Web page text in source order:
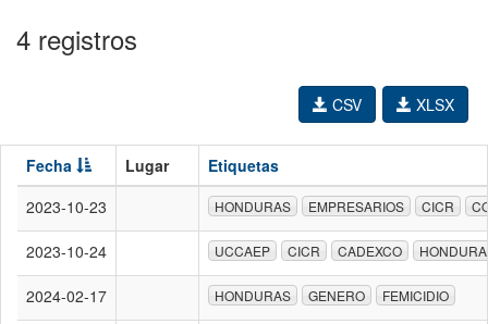
4 registros
XLSX
CSV
Fecha Lugar
Etiquetas
2023-10-23
HONDURAS EMPRESARIOS CICR
2023-10-24 UCCAEP CICR CADEXCO
2024-02-17 HONDURAS GENERO FEMICIDIO